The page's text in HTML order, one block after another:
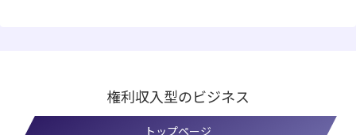
権利収入型のビジネス
トップページ